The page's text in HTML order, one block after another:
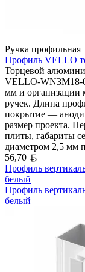
Ручка профильная
Профиль VELLO
Торцевой
VELLO-WN3M18-
мм и организации
ручек. Длина
покрытие —
размер проекта.
плиты, габариты
диаметром 2,5 мм
56,70
Профиль
белый
Профиль
белый